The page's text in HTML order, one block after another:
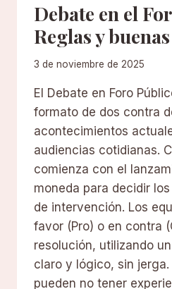
Debate en el
Reglas y
3 de noviembre de 2025
El Debate en Foro
formato de dos contra
acontecimientos
audiencias cotidianas.
comienza con el
moneda para decidir
de intervención. Los
favor (Pro) o en contra
resolución, utilizando
claro y lógico, sin
pueden no tener